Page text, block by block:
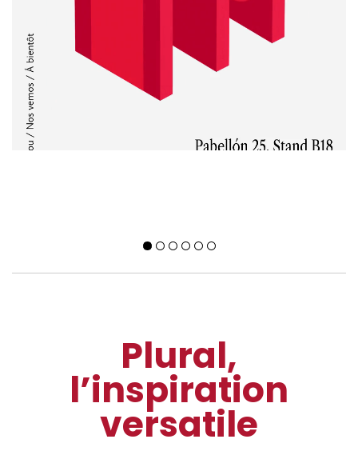
Plural,
l’inspiration
versatile